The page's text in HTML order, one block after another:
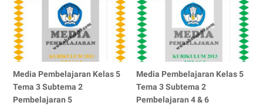
Media Pembelajaran Kelas 5
Tema 3 Subtema 2
Pembelajaran 5
Media Pembelajaran Kelas 5
Tema 3 Subtema 2
Pembelajaran 4 & 6